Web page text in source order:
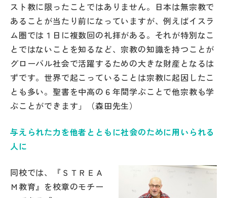
スト教に限ったことではありません。日本は無宗教で
あることが当たり前になっていますが、例えばイスラ
ム圏では１日に複数回の礼拝がある。それが特別なこ
とではないことを知るなど、宗教の知識を持つことが
グローバル社会で活躍するための大きな財産となるは
ずです。世界で起こっていることは宗教に起因したこ
とも多い。聖書を中高の６年間学ぶことで他宗教も学
ぶことができます」（森田先生）
与えられた力を他者とともに社会のために用いられる
人に
同校では、『ＳＴＲＥＡ
Ｍ教育』を校章のモチー